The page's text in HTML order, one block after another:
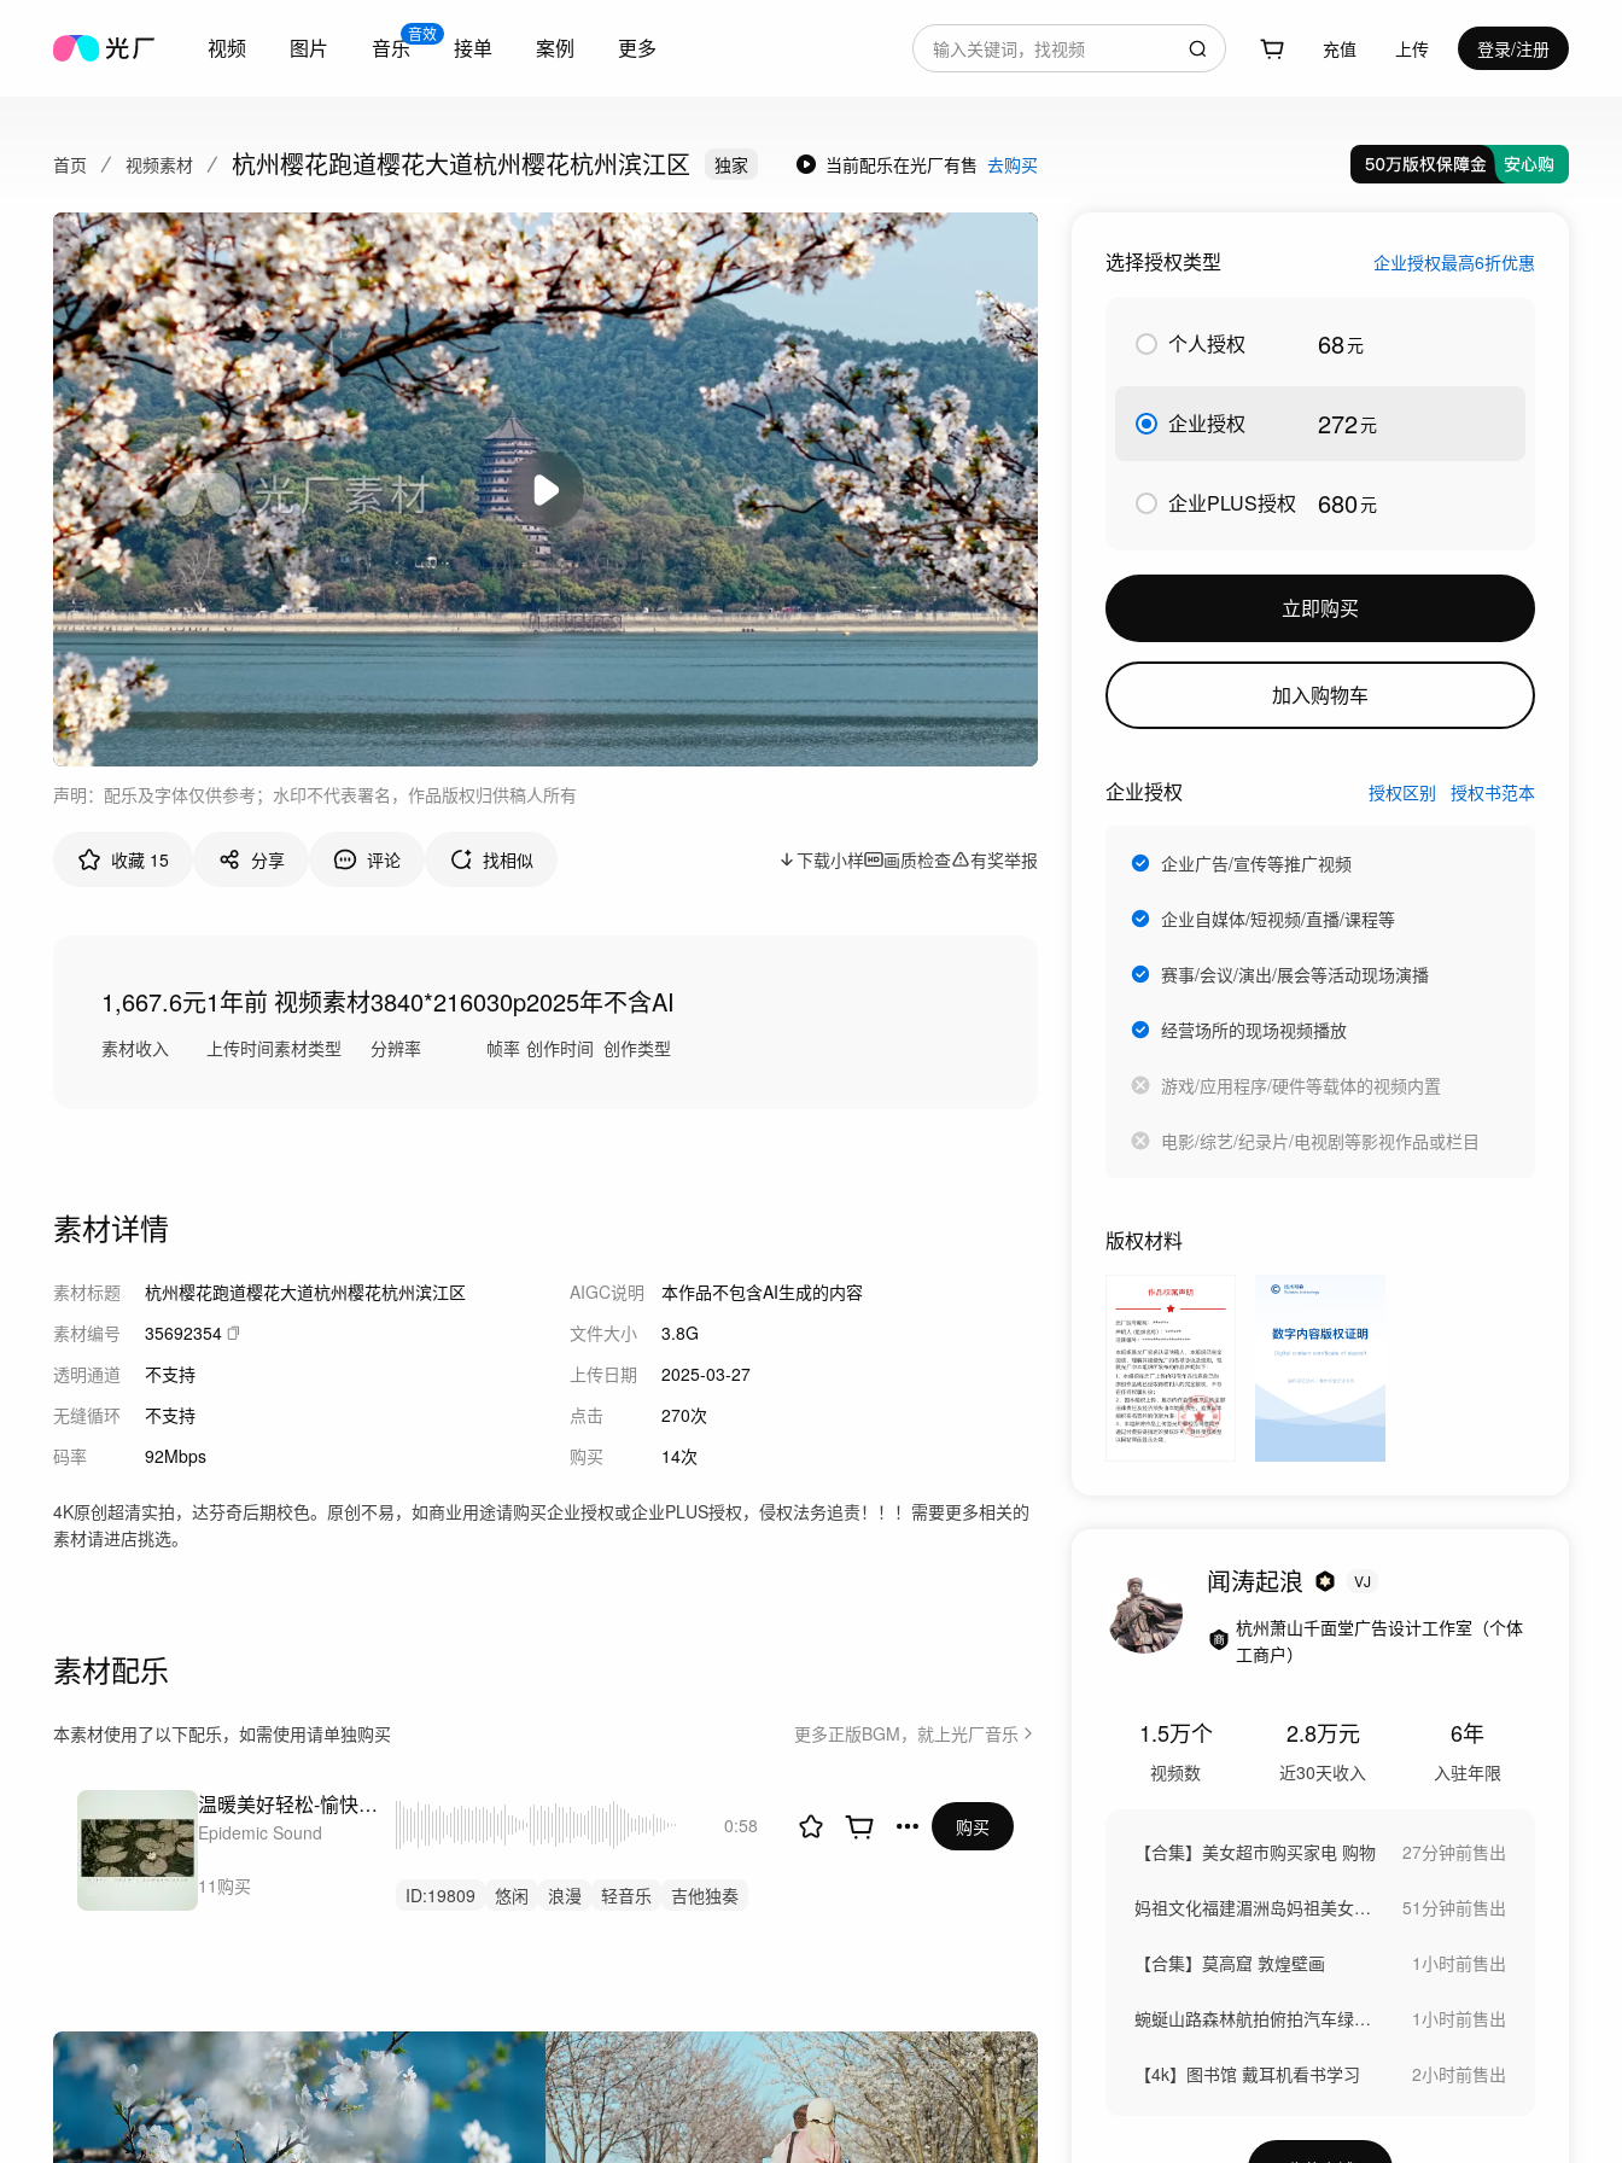
视频 图片
音效
音乐 接单 案例 更多 充值 上传 登录/注册
首页 视频素材 杭州樱花跑道樱花大道杭州樱花杭州滨江区 独家 当前配乐在光厂有售 去购买
声明：配乐及字体仅供参考；水印不代表署名，作品版权归供稿人所有
收藏 15 分享 评论 找相似 下载小样 画质检查 有奖举报
1,667.6元
素材收入
1年前
上传时间
视频素材
素材类型
3840*2160
分辨率
30p
帧率
2025年
创作时间
不含AI
创作类型
素材详情
素材标题
杭州樱花跑道樱花大道杭州樱花杭州滨江区
素材编号
35692354
透明通道
不支持
无缝循环
不支持
码率
92Mbps
AIGC说明
本作品不包含AI生成的内容
文件大小
3.8G
上传日期
2025-03-27
点击
270次
购买
14次
4K原创超清实拍，达芬奇后期校色。原创不易，如商业用途请购买企业授权或企业PLUS授权，侵权法务追责！！！需要更多相关的
素材请进店挑选。
素材配乐
本素材使用了以下配乐，如需使用请单独购买 更多正版BGM，就上光厂音乐
温暖美好轻松-愉快周末-Sunday Smile
Epidemic Sound
11购买
0:58
ID:19809 悠闲 浪漫 轻音乐
吉他独奏
购买
选择授权类型 企业授权最高6折优惠
个人授权 68元
企业授权 272元
企业PLUS授权 680元
立即购买
加入购物车
企业授权 授权区别 授权书范本
企业广告/宣传等推广视频
企业自媒体/短视频/直播/课程等
赛事/会议/演出/展会等活动现场演播
经营场所的现场视频播放
游戏/应用程序/硬件等载体的视频内置
电影/综艺/纪录片/电视剧等影视作品或栏目
版权材料
闻涛起浪 VJ
杭州萧山千面堂广告设计工作室（个体
工商户）
1.5万个
视频数
2.8万元
近30天收入
6年
入驻年限
【合集】美女超市购买家电 购物 27分钟前售出
妈祖文化福建湄洲岛妈祖美女旅拍海岛度假 51分钟前售出
【合集】莫高窟 敦煌壁画 1小时前售出
蜿蜒山路森林航拍俯拍汽车绿色生态盘山公路 1小时前售出
【4k】图书馆 戴耳机看书学习 2小时前售出